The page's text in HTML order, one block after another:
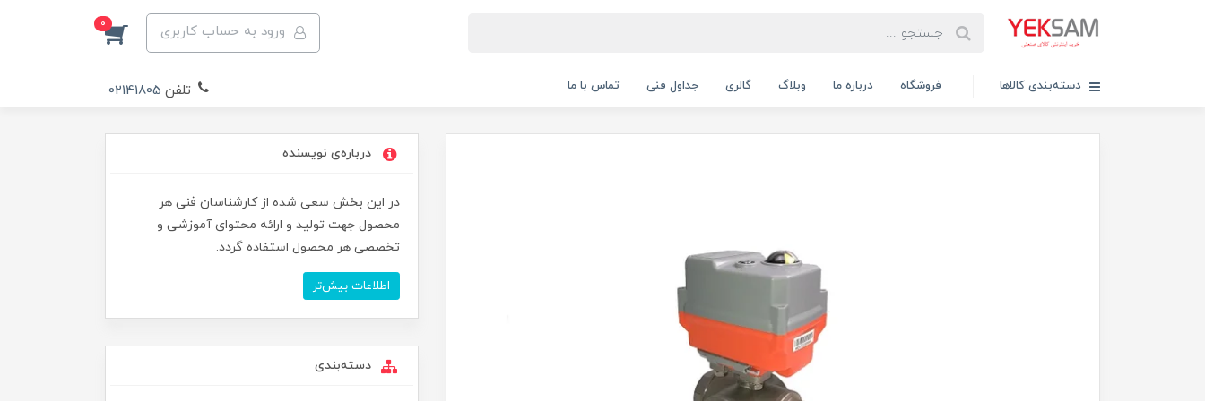
ورود به حساب کاربری 0
دسته‌بندی کالاها فروشگاه درباره ما وبلاگ گالری جداول فنی تماس با ما تلفن 02141805
درباره‌ی نویسنده
در این بخش سعی شده از کارشناسان فنی هر
محصول جهت تولید و ارائه محتوای آموزشی و
تخصصی هر محصول استفاده گردد.
اطلاعات بیش‌تر
دسته‌بندی